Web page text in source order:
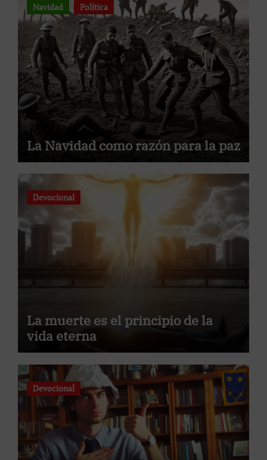
Navidad Política
La Navidad como razón para la paz
Devocional
La muerte es el principio de la
vida eterna
Devocional